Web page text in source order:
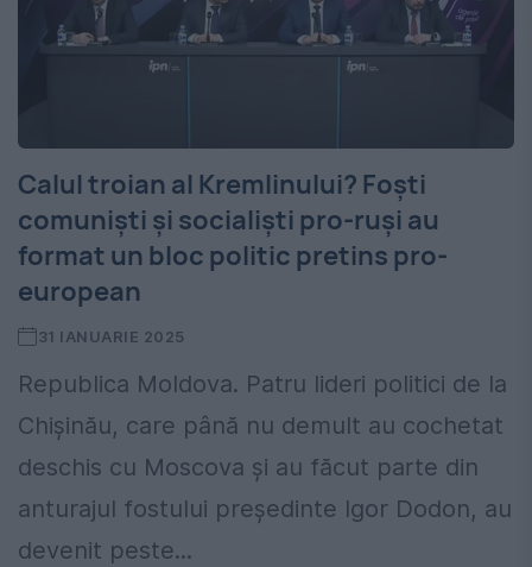
Calul troian al Kremlinului? Foşti
comunişti şi socialişti pro-ruşi au
format un bloc politic pretins pro-
european
31 IANUARIE 2025
Republica Moldova. Patru lideri politici de la
Chişinău, care până nu demult au cochetat
deschis cu Moscova şi au făcut parte din
anturajul fostului preşedinte Igor Dodon, au
devenit peste...